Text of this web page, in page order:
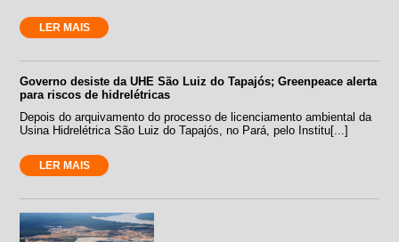
LER MAIS
Governo desiste da UHE São Luiz do Tapajós; Greenpeace alerta
para riscos de hidrelétricas
Depois do arquivamento do processo de licenciamento ambiental da
Usina Hidrelétrica São Luiz do Tapajós, no Pará, pelo Institu[...]
LER MAIS